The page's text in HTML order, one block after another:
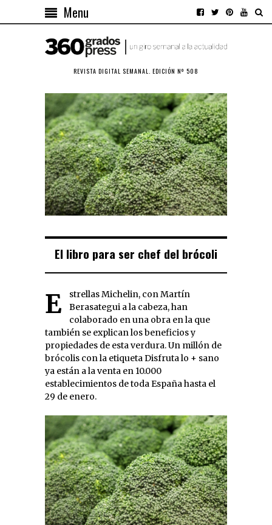
Menu
REVISTA DIGITAL SEMANAL. EDICIÓN Nº 508
El libro para ser chef del brócoli
Estrellas Michelin, con Martín
Berasategui a la cabeza, han
colaborado en una obra en la que
también se explican los beneficios y
propiedades de esta verdura. Un millón de
brócolis con la etiqueta Disfruta lo + sano
ya están a la venta en 10.000
establecimientos de toda España hasta el
29 de enero.